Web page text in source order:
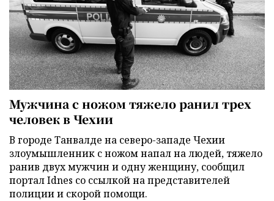
Мужчина с ножом тяжело ранил трех
человек в Чехии
В городе Танвалде на северо-западе Чехии
злоумышленник с ножом напал на людей, тяжело
ранив двух мужчин и одну женщину, сообщил
портал Idnes со ссылкой на представителей
полиции и скорой помощи.